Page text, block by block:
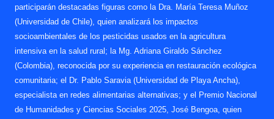
participarán destacadas figuras como la Dra. María Teresa Muñoz
(Universidad de Chile), quien analizará los impactos
socioambientales de los pesticidas usados en la agricultura
intensiva en la salud rural; la Mg. Adriana Giraldo Sánchez
(Colombia), reconocida por su experiencia en restauración ecológica
comunitaria; el Dr. Pablo Saravia (Universidad de Playa Ancha),
especialista en redes alimentarias alternativas; y el Premio Nacional
de Humanidades y Ciencias Sociales 2025, José Bengoa, quien